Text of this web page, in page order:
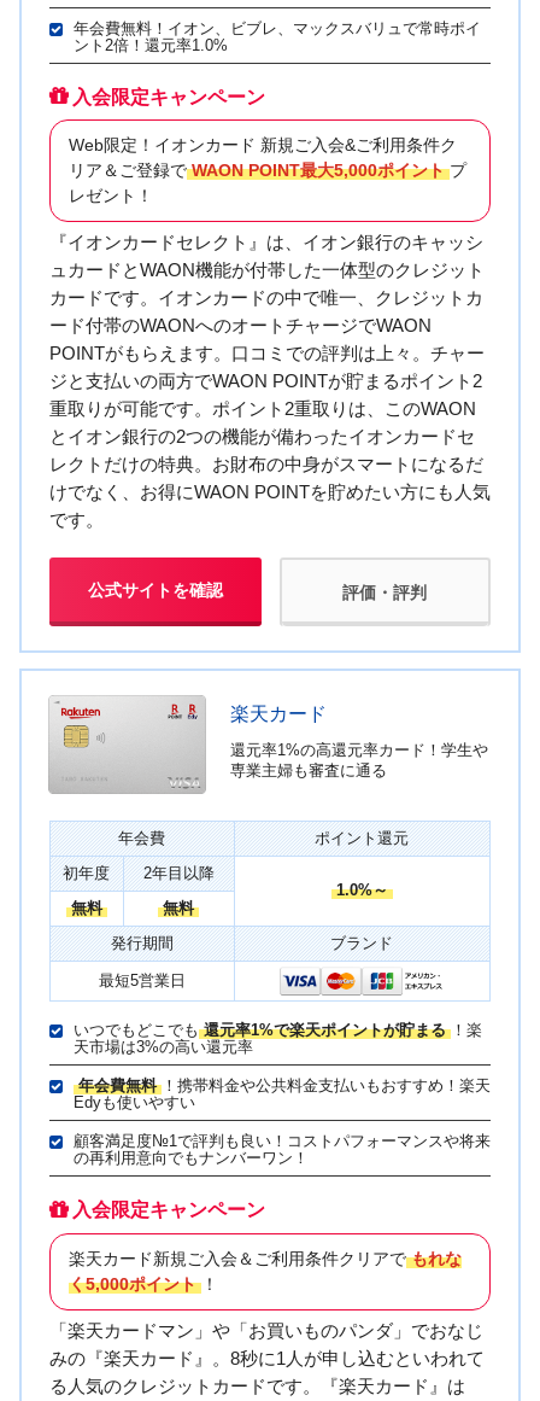
年会費無料！イオン、ビブレ、マックスバリュで常時ポイ
ント2倍！還元率1.0%
入会限定キャンペーン
Web限定！イオンカード 新規ご入会&ご利用条件ク
リア＆ご登録で WAON POINT最大5,000ポイント プ
レゼント！
『イオンカードセレクト』は、イオン銀行のキャッシ
ュカードとWAON機能が付帯した一体型のクレジット
カードです。イオンカードの中で唯一、クレジットカ
ード付帯のWAONへのオートチャージでWAON
POINTがもらえます。口コミでの評判は上々。チャー
ジと支払いの両方でWAON POINTが貯まるポイント2
重取りが可能です。ポイント2重取りは、このWAON
とイオン銀行の2つの機能が備わったイオンカードセ
レクトだけの特典。お財布の中身がスマートになるだ
けでなく、お得にWAON POINTを貯めたい方にも人気
です。
公式サイトを確認 評価・評判
楽天カード
還元率1%の高還元率カード！学生や
専業主婦も審査に通る
年会費
ポイント還元
初年度
2年目以降
1.0%～
無料
無料
発行期間
ブランド
最短5営業日
いつでもどこでも 還元率1%で楽天ポイントが貯まる ！楽
天市場は3%の高い還元率
年会費無料 ！携帯料金や公共料金支払いもおすすめ！楽天
Edyも使いやすい
顧客満足度№1で評判も良い！コストパフォーマンスや将来
の再利用意向でもナンバーワン！
入会限定キャンペーン
楽天カード新規ご入会＆ご利用条件クリアで もれな
く5,000ポイント ！
「楽天カードマン」や「お買いものパンダ」でおなじ
みの『楽天カード』。8秒に1人が申し込むといわれて
る人気のクレジットカードです。『楽天カード』は